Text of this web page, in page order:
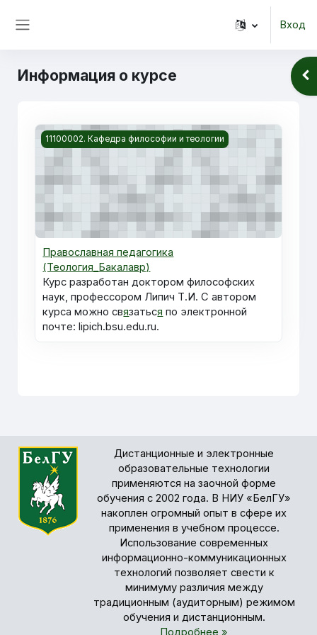
Вход
Информация о курсе
Изображение курса Православная педагогика
11100002. Кафедра философии и теологии
Православная педагогика
(Теология_Бакалавр)
Курс разработан доктором философских
наук, профессором Липич Т.И. С автором
курса можно связаться по электронной
почте: lipich.bsu.edu.ru.
Дистанционные и электронные
образовательные технологии
применяются на заочной форме
обучения с 2002 года. В НИУ «БелГУ»
накоплен огромный опыт в сфере их
применения в учебном процессе.
Использование современных
информационно-коммуникационных
технологий позволяет свести к
минимуму различия между
традиционным (аудиторным) режимом
обучения и дистанционным.
Подробнее »